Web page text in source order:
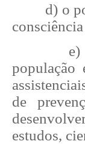
d) o
população
de
estudos,